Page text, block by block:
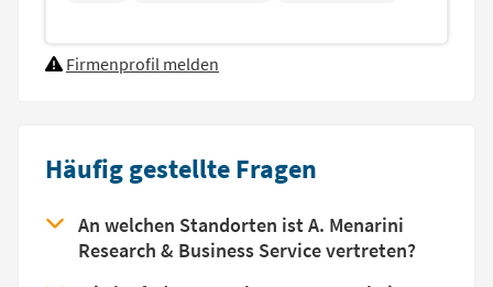
Firmenprofil melden
Häufig gestellte Fragen
An welchen Standorten ist A. Menarini
Research & Business Service vertreten?